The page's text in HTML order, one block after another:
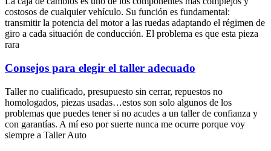
costosos de cualquier vehículo. Su función es fundamental:
transmitir la potencia del motor a las ruedas adaptando el régimen de
giro a cada situación de conducción. El problema es que esta pieza
rara
Consejos para elegir el taller adecuado
Taller no cualificado, presupuesto sin cerrar, repuestos no
homologados, piezas usadas…estos son solo algunos de los
problemas que puedes tener si no acudes a un taller de confianza y
con garantías. A mí eso por suerte nunca me ocurre porque voy
siempre a Taller Auto